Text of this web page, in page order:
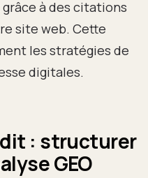
à des citations
site web. Cette
les stratégies de
digitales.
: structurer
GEO